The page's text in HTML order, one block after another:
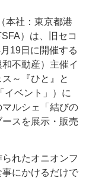
本社：東京都港
）は、旧セコ
19日に開催する
不動産）主催イ
～『ひと』と
イベント」）に
ルシェ「結びの
スを展示・販売
れたオニオンフ
にかけるだけで